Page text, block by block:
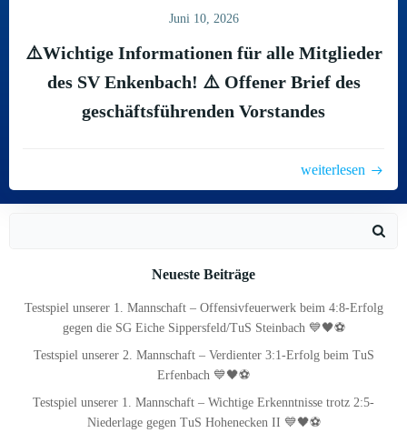
Juni 10, 2026
⚠️Wichtige Informationen für alle Mitglieder
des SV Enkenbach! ⚠️ Offener Brief des
geschäftsführenden Vorstandes
weiterlesen
Neueste Beiträge
Testspiel unserer 1. Mannschaft – Offensivfeuerwerk beim 4:8-Erfolg
gegen die SG Eiche Sippersfeld/TuS Steinbach 💙🖤⚽
Testspiel unserer 2. Mannschaft – Verdienter 3:1-Erfolg beim TuS
Erfenbach 💙🖤⚽
Testspiel unserer 1. Mannschaft – Wichtige Erkenntnisse trotz 2:5-
Niederlage gegen TuS Hohenecken II 💙🖤⚽